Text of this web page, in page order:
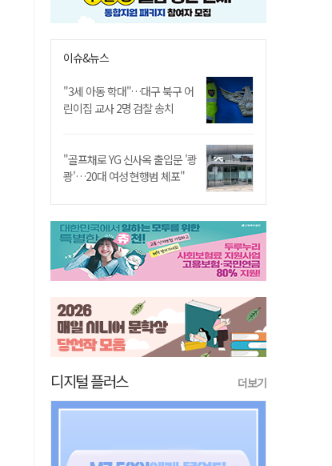
이슈&뉴스
"3세 아동 학대"…대구 북구 어
린이집 교사 2명 검찰 송치
"골프채로 YG 신사옥 출입문 '쾅
쾅'…20대 여성 현행범 체포"
디지털 플러스 더보기